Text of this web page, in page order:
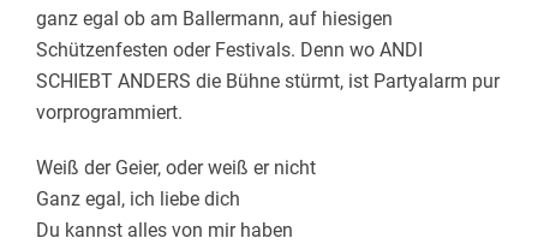
ganz egal ob am Ballermann, auf hiesigen
Schützenfesten oder Festivals. Denn wo ANDI
SCHIEBT ANDERS die Bühne stürmt, ist Partyalarm pur
vorprogrammiert.
Weiß der Geier, oder weiß er nicht
Ganz egal, ich liebe dich
Du kannst alles von mir haben